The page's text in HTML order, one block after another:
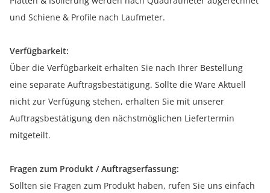
und Schiene & Profile nach Laufmeter.
Verfügbarkeit:
Über die Verfügbarkeit erhalten Sie nach Ihrer Bestellung
eine separate Auftragsbestätigung. Sollte die Ware Aktuell
nicht zur Verfügung stehen, erhalten Sie mit unserer
Auftragsbestätigung den nächstmöglichen Liefertermin
mitgeteilt.
Fragen zum Produkt / Auftragserfassung:
Sollten sie Fragen zum Produkt haben, rufen Sie uns einfach